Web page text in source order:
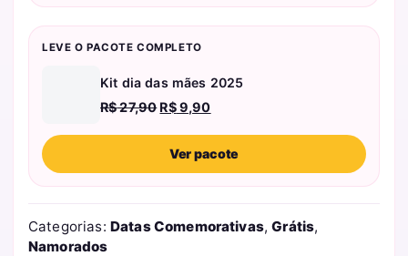
LEVE O PACOTE COMPLETO
Kit dia das mães 2025
R$27,90 O
original
R$ 27,90.
R$9,90O
atual
R$ 9,90.
Ver pacote
Categorias: Datas Comemorativas,Grátis,
Namorados